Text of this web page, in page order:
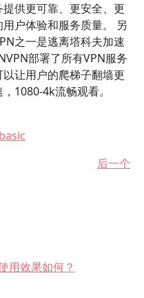
供更可靠、更安全、更
户体验和服务质量。 另
之一是逃离塔科夫加速
部署了所有VPN服务
让用户的爬梯子翻墙更
1080-4k流畅观看。
后一个
用效果如何？